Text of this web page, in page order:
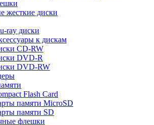
жесткие диски
ray диски
к дискам
CD-RW
DVD-R
DVD-RW
Flash Card
памяти MicroSD
памяти SD
флешки